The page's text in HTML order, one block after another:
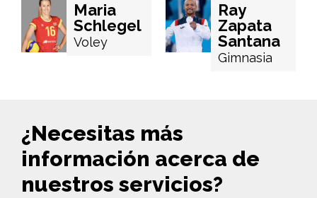
Maria
Schlegel
Voley
Ray
Zapata
Santana
Gimnasia
¿Necesitas más
información acerca de
nuestros servicios?